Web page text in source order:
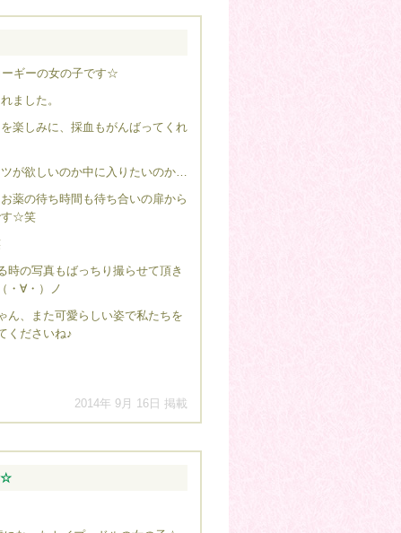
ーギーの女の子です☆
ました。
楽しみに、採血もがんばってくれ
が欲しいのか中に入りたいのか…
薬の待ち時間も待ち合いの扉から
す☆笑
時の写真もばっちり撮らせて頂き
・∀・）ノ
ん、また可愛らしい姿で私たちを
くださいね♪
2014年 9月 16日 掲載
☆